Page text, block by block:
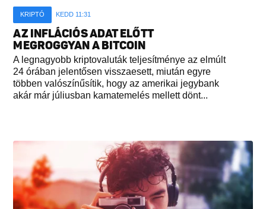
KRIPTÓ KEDD 11:31
AZ INFLÁCIÓS ADAT ELŐTT
MEGROGGYAN A BITCOIN
A legnagyobb kriptovaluták teljesítménye az elmúlt
24 órában jelentősen visszaesett, miután egyre
többen valószínűsítik, hogy az amerikai jegybank
akár már júliusban kamatemelés mellett dönt...